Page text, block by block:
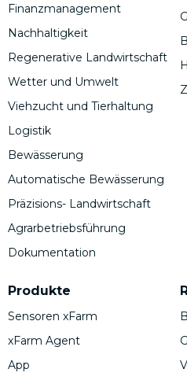
Finanzmanagement
Nachhaltigkeit
Regenerative Landwirtschaft
Wetter und Umwelt
Viehzucht und Tierhaltung
Logistik
Bewässerung
Automatische Bewässerung
Präzisions- Landwirtschaft
Agrarbetriebsführung
Dokumentation
Produkte
Sensoren xFarm
xFarm Agent
App